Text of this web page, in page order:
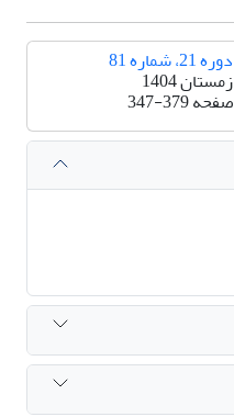
دوره 21، شماره 81
زمستان 1404
صفحه347-379